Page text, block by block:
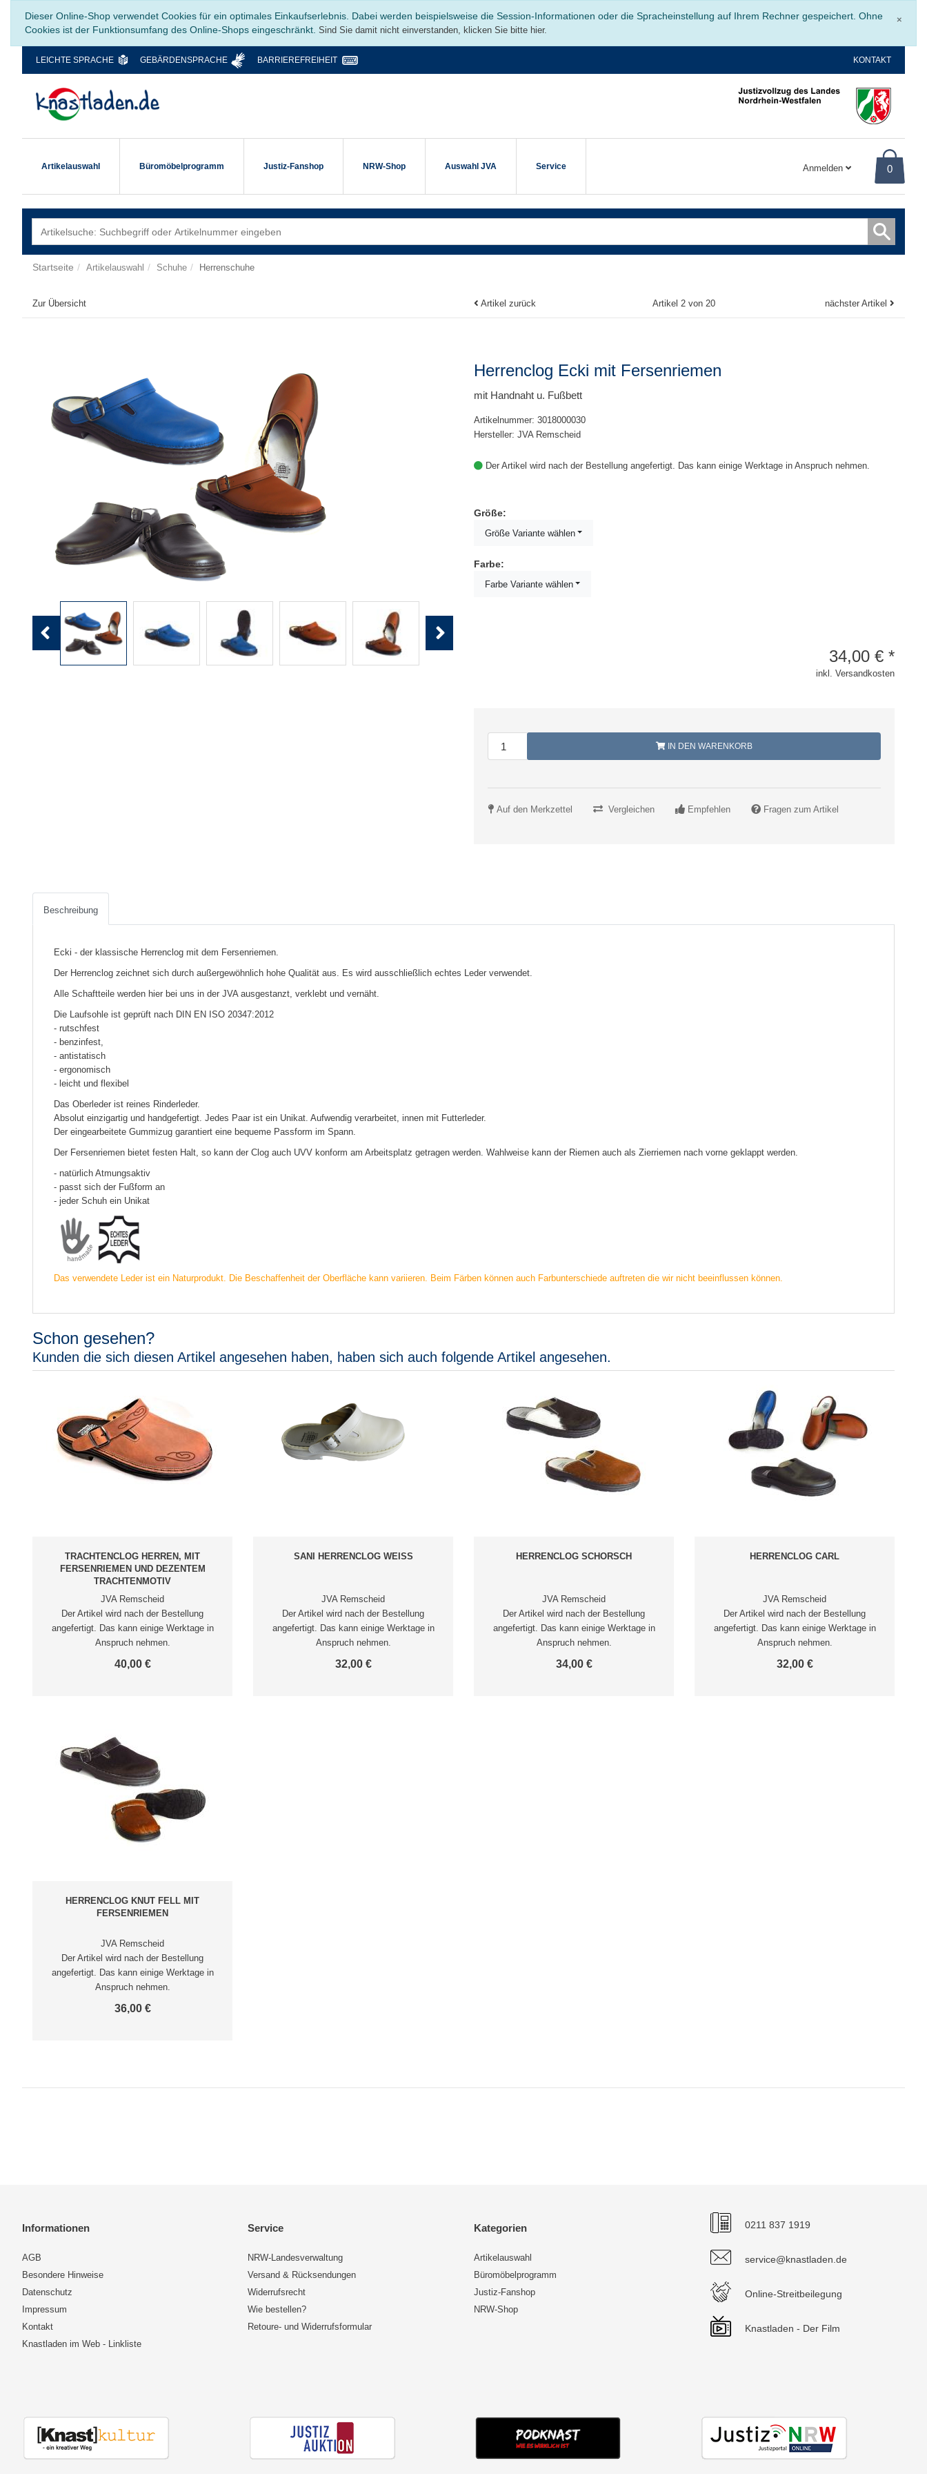
×
Dieser Online-Shop verwendet Cookies für ein optimales Einkaufserlebnis. Dabei werden beispielsweise die Session-Informationen oder die Spracheinstellung auf Ihrem Rechner gespeichert. Ohne
Cookies ist der Funktionsumfang des Online-Shops eingeschränkt. Sind Sie damit nicht einverstanden, klicken Sie bitte hier.
LEICHTE SPRACHE GEBÄRDENSPRACHE BARRIEREFREIHEIT KONTAKT
Artikelauswahl Büromöbelprogramm Justiz-Fanshop NRW-Shop Auswahl JVA Service Anmelden 0
Startseite Artikelauswahl Schuhe Herrenschuhe
Zur Übersicht Artikel zurück Artikel 2 von 20 nächster Artikel
Previous Next
Herrenclog Ecki mit Fersenriemen
mit Handnaht u. Fußbett
Artikelnummer: 3018000030
Hersteller: JVA Remscheid
Der Artikel wird nach der Bestellung angefertigt. Das kann einige Werktage in Anspruch nehmen.
Größe:
Größe Variante wählen
Farbe:
Farbe Variante wählen
34,00 € *
inkl. Versandkosten
IN DEN WARENKORB
Auf den Merkzettel Vergleichen Empfehlen Fragen zum Artikel
Beschreibung
Ecki - der klassische Herrenclog mit dem Fersenriemen.
Der Herrenclog zeichnet sich durch außergewöhnlich hohe Qualität aus. Es wird ausschließlich echtes Leder verwendet.
Alle Schaftteile werden hier bei uns in der JVA ausgestanzt, verklebt und vernäht.
Die Laufsohle ist geprüft nach DIN EN ISO 20347:2012
- rutschfest
- benzinfest,
- antistatisch
- ergonomisch
- leicht und flexibel
Das Oberleder ist reines Rinderleder.
Absolut einzigartig und handgefertigt. Jedes Paar ist ein Unikat. Aufwendig verarbeitet, innen mit Futterleder.
Der eingearbeitete Gummizug garantiert eine bequeme Passform im Spann.
Der Fersenriemen bietet festen Halt, so kann der Clog auch UVV konform am Arbeitsplatz getragen werden. Wahlweise kann der Riemen auch als Zierriemen nach vorne geklappt werden.
- natürlich Atmungsaktiv
- passt sich der Fußform an
- jeder Schuh ein Unikat
Das verwendete Leder ist ein Naturprodukt. Die Beschaffenheit der Oberfläche kann variieren. Beim Färben können auch Farbunterschiede auftreten die wir nicht beeinflussen können.
Schon gesehen?
Kunden die sich diesen Artikel angesehen haben, haben sich auch folgende Artikel angesehen.
TRACHTENCLOG HERREN, MIT
FERSENRIEMEN UND DEZENTEM
TRACHTENMOTIV
JVA Remscheid
Der Artikel wird nach der Bestellung
angefertigt. Das kann einige Werktage in
Anspruch nehmen.
40,00 €
SANI HERRENCLOG WEISS
JVA Remscheid
Der Artikel wird nach der Bestellung
angefertigt. Das kann einige Werktage in
Anspruch nehmen.
32,00 €
HERRENCLOG SCHORSCH
JVA Remscheid
Der Artikel wird nach der Bestellung
angefertigt. Das kann einige Werktage in
Anspruch nehmen.
34,00 €
HERRENCLOG CARL
JVA Remscheid
Der Artikel wird nach der Bestellung
angefertigt. Das kann einige Werktage in
Anspruch nehmen.
32,00 €
HERRENCLOG KNUT FELL MIT
FERSENRIEMEN
JVA Remscheid
Der Artikel wird nach der Bestellung
angefertigt. Das kann einige Werktage in
Anspruch nehmen.
36,00 €
Informationen
AGB
Besondere Hinweise
Datenschutz
Impressum
Kontakt
Knastladen im Web - Linkliste
Service
NRW-Landesverwaltung
Versand & Rücksendungen
Widerrufsrecht
Wie bestellen?
Retoure- und Widerrufsformular
Kategorien
Artikelauswahl
Büromöbelprogramm
Justiz-Fanshop
NRW-Shop
0211 837 1919
service@knastladen.de
Online-Streitbeilegung
Knastladen - Der Film